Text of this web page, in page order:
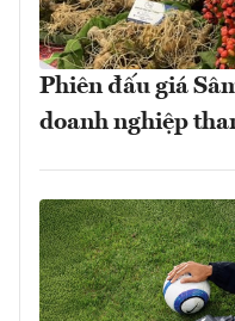
Phiên đấu giá
doanh nghiệp